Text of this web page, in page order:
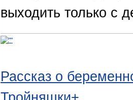
выходить только с
Рассказ о